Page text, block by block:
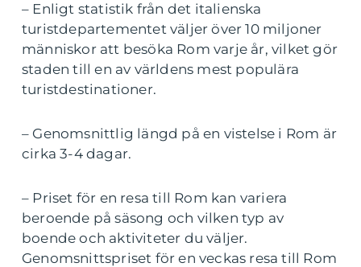
– Enligt statistik från det italienska
turistdepartementet väljer över 10 miljoner
människor att besöka Rom varje år, vilket gör
staden till en av världens mest populära
turistdestinationer.
– Genomsnittlig längd på en vistelse i Rom är
cirka 3-4 dagar.
– Priset för en resa till Rom kan variera
beroende på säsong och vilken typ av
boende och aktiviteter du väljer.
Genomsnittspriset för en veckas resa till Rom